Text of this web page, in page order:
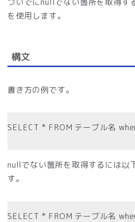
ついでにnullでない箇所を取得す
を使用します。
構文
書き方の例です。
SELECT * FROM テーブル名
nullでない箇所を取得するには以
す。
SELECT * FROM テーブル名